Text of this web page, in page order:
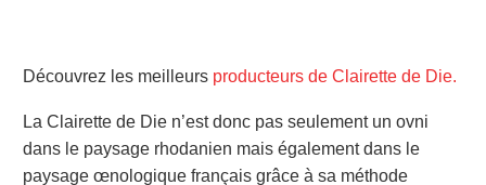
Découvrez les meilleurs producteurs de Clairette de Die.
La Clairette de Die n’est donc pas seulement un ovni
dans le paysage rhodanien mais également dans le
paysage œnologique français grâce à sa méthode